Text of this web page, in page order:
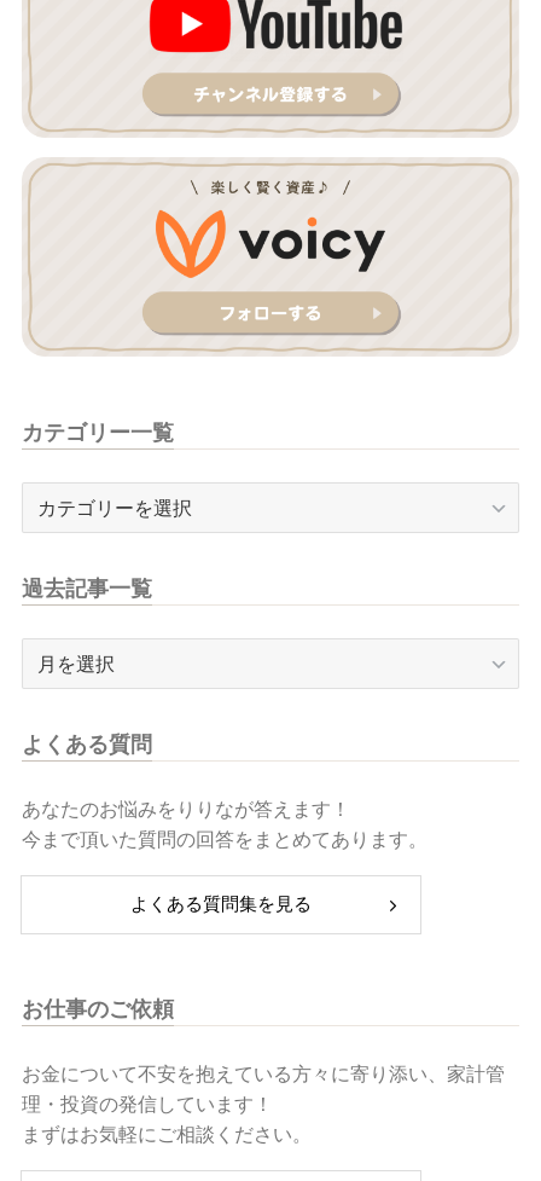
カテゴリー一覧
リ
一
覧
過去記事一覧
事
覧
よくある質問
あなたのお悩みをりりなが答えます！
今まで頂いた質問の回答をまとめてあります。
よくある質問集を見る
お仕事のご依頼
お金について不安を抱えている方々に寄り添い、家計管
理・投資の発信しています！
まずはお気軽にご相談ください。